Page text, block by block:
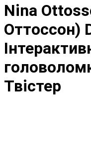
Nina
Оттоссон)
Твістер